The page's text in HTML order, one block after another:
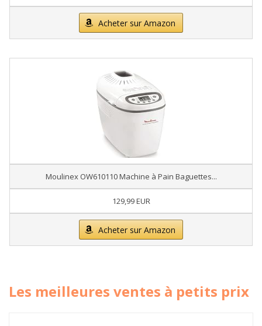
Acheter sur Amazon
Moulinex OW610110 Machine à Pain Baguettes...
129,99 EUR
Acheter sur Amazon
Les meilleures ventes à petits prix